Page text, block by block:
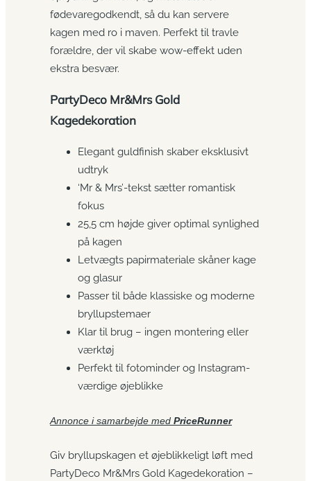
fødevaregodkendt, så du kan servere
kagen med ro i maven. Perfekt til travle
forældre, der vil skabe wow-effekt uden
ekstra besvær.
PartyDeco Mr&Mrs Gold
Kagedekoration
Elegant guldfinish skaber eksklusivt
udtryk
‘Mr & Mrs’-tekst sætter romantisk
fokus
25,5 cm højde giver optimal synlighed
på kagen
Letvægts papirmateriale skåner kage
og glasur
Passer til både klassiske og moderne
bryllupstemaer
Klar til brug – ingen montering eller
værktøj
Perfekt til fotominder og Instagram-
værdige øjeblikke
Annonce i samarbejde med PriceRunner
Giv bryllupskagen et øjeblikkeligt løft med
PartyDeco Mr&Mrs Gold Kagedekoration –